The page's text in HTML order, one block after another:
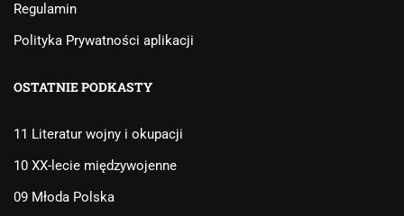
Regulamin
Polityka Prywatności aplikacji
OSTATNIE PODKASTY
11 Literatur wojny i okupacji
10 XX-lecie międzywojenne
09 Młoda Polska